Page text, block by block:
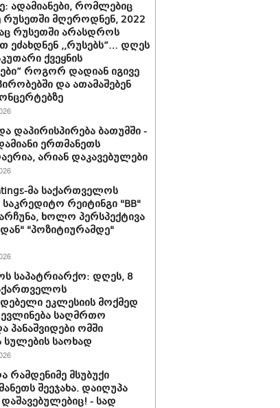
ადამიანები, რომლებიც
რუსეთში მღეროდნენ, 2022
რუსეთში არასდროს
ეძახდნენ ,,რუსებს”… დღეს
ქვეყნის
როგორ დადიან იგივე
და ათამაშებენ
დაპირისპირება ბათუმში -
ერთმანეთს
არიან დაკავებულები
მა საქართველოს
რეიტინგი "BB"
ხოლო პერსპექტივა
"პოზიტიურამდე"
საპატრიარქო: დღეს, 8
ეკლესიის მოქმედ
საღმრთო
პანაშვიდები ომში
საოხად
რამდენიმე მსუბუქი
შეეჯახა. დაიღუპა
- სად